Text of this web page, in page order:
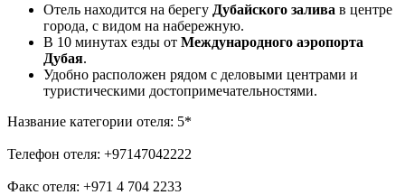
Отель находится на берегу Дубайского залива в центре
города, с видом на набережную.
В 10 минутах езды от Международного аэропорта
Дубая.
Удобно расположен рядом с деловыми центрами и
туристическими достопримечательностями.
Название категории отеля: 5*
Телефон отеля: +97147042222
Факс отеля: +971 4 704 2233